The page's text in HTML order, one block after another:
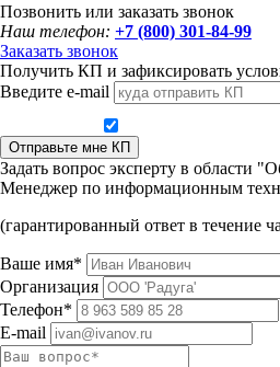
Позвонить или заказать звонок
Наш телефон: +7 (800) 301-84-99
Заказать звонок
Получить КП и зафиксировать
Введите e-mail
Отправьте мне КП
Задать вопрос эксперту в области
Менеджер по информационным
(гарантированный ответ в течение
Ваше имя*
Организация
Телефон*
E-mail